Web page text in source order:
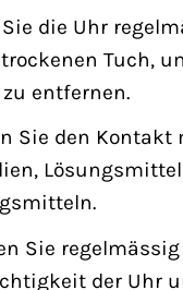
die Uhr
Tuch,
entfernen.
Sie den Kontakt
Sie
der Uhr